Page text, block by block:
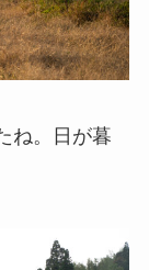
ね。日が暮